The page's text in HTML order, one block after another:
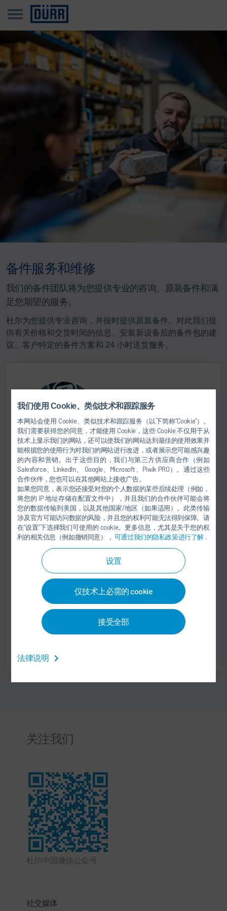
我们使用 Cookie、类似技术和跟踪服务
本网站会使用 Cookie、类似技术和跟踪服务（以下简称“Cookie”）。
我们需要获得您的同意，才能使用 Cookie，这些 Cookie 不仅用于从
技术上显示我们的网站，还可以使我们的网站达到最佳的使用效果并
能根据您的使用行为对我们的网站进行改进，或者展示您可能感兴趣
的内容和营销。出于这些目的，我们与第三方供应商合作（例如
Salesforce、LinkedIn、 Google、Microsoft、Piwik PRO）。通过这些
合作伙伴，您也可以在其他网站上接收广告。
如果您同意，表示您还接受对您的个人数据的某些后续处理（例如，
将您的 IP 地址存储在配置文件中），并且我们的合作伙伴可能会将
您的数据传输到美国，以及其他国家/地区（如果适用）。此类传输
涉及官方可能访问数据的风险，并且您的权利可能无法得到保障。请
在“设置”下选择我们可使用的 cookie。更多信息，尤其是关于您的权
利的相关信息（例如撤销同意）， 可通过我们的隐私政策进行了解 .
设置
仅技术上必需的 cookie
接受全部
法律说明
备件服务和维修
我们的备件团队将为您提供专业的咨询、原装备件和满
足您期望的服务。
杜尔为您提供专业咨询，并按时提供原装备件。对此我们提
供有关价格和交货时间的信息、安装新设备后的备件包的建
议、客户特定的备件方案和 24 小时送货服务。
Spare Part Contact
PAINT APPLICATION TECHNOLOGY
+49 7142 78-1465
spareparts-automotive@durr.com
Dürr Systems AG
Carl-Benz-Str. 34
74321 Bietigheim-Bissingen
Germany
关注我们
杜尔中国微信公众号
社交媒体